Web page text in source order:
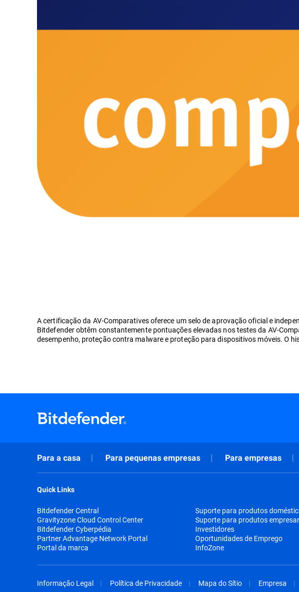
A certificação da AV-Comparatives oferece um selo de aprovação oficial e
Bitdefender obtêm constantemente pontuações elevadas nos testes da AV-
desempenho, proteção contra malware e proteção para dispositivos móveis. O
Para a casa Para pequenas empresas Para empresas
Quick Links
Bitdefender Central
Gravityzone Cloud Control Center
Bitdefender Cyberpédia
Partner Advantage Network Portal
Portal da marca
Suporte para produtos
Suporte para produtos
Investidores
Oportunidades de Emprego
InfoZone
Informação Legal Política de Privacidade Mapa do Sítio Empresa